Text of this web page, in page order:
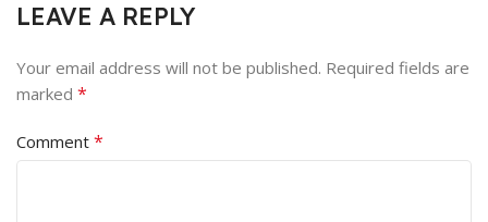
LEAVE A REPLY
Your email address will not be published. Required fields are
marked *
Comment *